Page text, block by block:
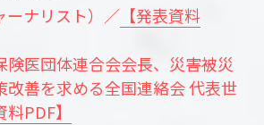
ーナリスト）／ 【発表資料
険医団体連合会会長、災害被災
改善を求める全国連絡会 代表世
料PDF】